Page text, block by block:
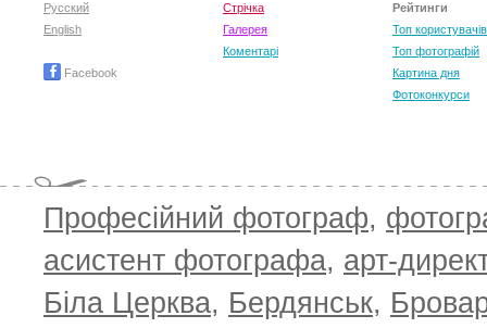
TOP 100 for May 2026 0 +6.59 ТОП 100
+4.30
Русский
English
Facebook
Стрічка
Галерея
Коментарі
Рейтинги
Топ користувачів
Топ фотографій
Картина дня
Фотоконкурси
Професійний фотограф,
асистент фотографа, арт-
Біла Церква, Бердянськ,